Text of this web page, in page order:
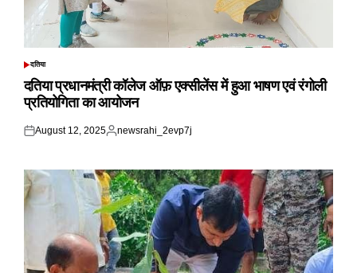
POSTED
दतिया
दतिया प्रधानमंत्री कॉलेज ऑफ़ एक्सीलेंस में हुआ भाषण एवं रंगोली
प्रतियोगिता का आयोजन
Posted
August 12, 2025
Posted
newsrahi_2evp7j